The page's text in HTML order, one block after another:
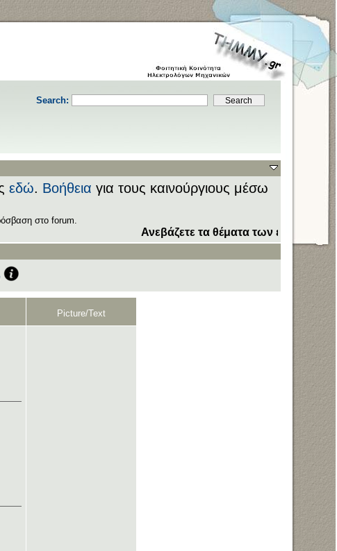
Search:
εδώ. Βοήθεια για τους καινούργιους μέσω
στο forum.
Ανεβάζετε τα θέματα των εξετάσεων στον
Picture/Text